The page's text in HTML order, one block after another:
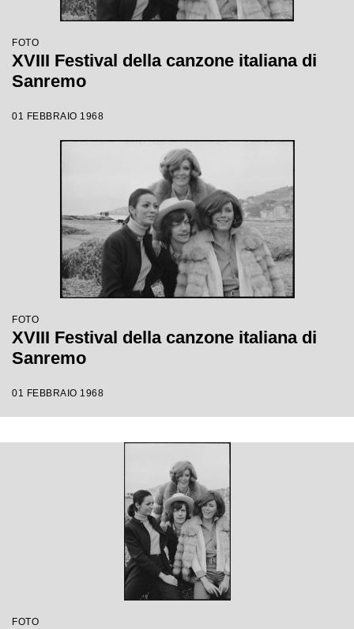
FOTO
XVIII Festival della canzone italiana di
Sanremo
01 FEBBRAIO 1968
FOTO
XVIII Festival della canzone italiana di
Sanremo
01 FEBBRAIO 1968
FOTO